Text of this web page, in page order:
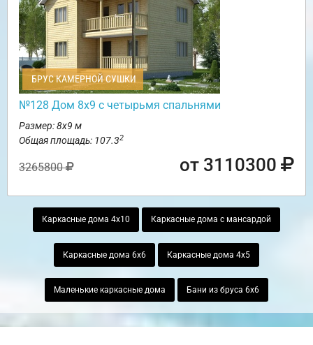
БРУС КАМЕРНОЙ СУШКИ
№128 Дом 8х9 с четырьмя спальнями
Размер: 8х9 м
Общая площадь: 107.32
3265800 от 3110300
Каркасные дома 4х10 Каркасные дома с мансардой
Каркасные дома 6х6 Каркасные дома 4х5
Маленькие каркасные дома Бани из бруса 6х6